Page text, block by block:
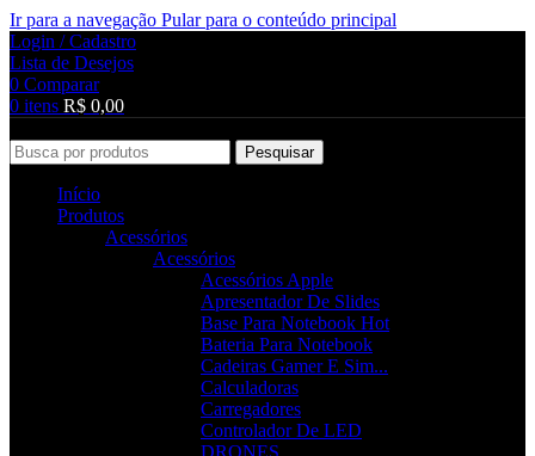
Ir para a navegação Pular para o conteúdo principal
Login / Cadastro
Lista de Desejos
0 Comparar
0 itens R$ 0,00
Pesquisar
Início
Produtos
Acessórios
Acessórios
Acessórios Apple
Apresentador De Slides
Base Para Notebook Hot
Bateria Para Notebook
Cadeiras Gamer E Sim...
Calculadoras
Carregadores
Controlador De LED
DRONES